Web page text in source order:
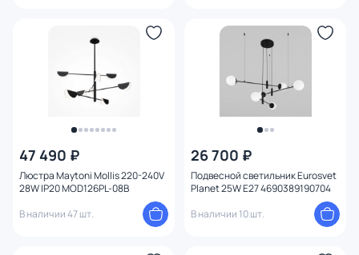
47 490 ₽
Люстра Maytoni Mollis 220-240V
28W IP20 MOD126PL-08B
В наличии 47 шт.
26 700 ₽
Подвесной светильник Eurosvet
Planet 25W E27 4690389190704
В наличии 10 шт.
Страна
Материал арматуры